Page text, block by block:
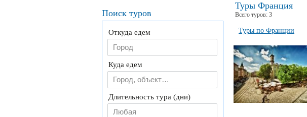
Туры Франция
Всего туров: 3
Туры по Франции
Поиск туров
Откуда едем
Куда едем
Длительность тура (дни)
Любая